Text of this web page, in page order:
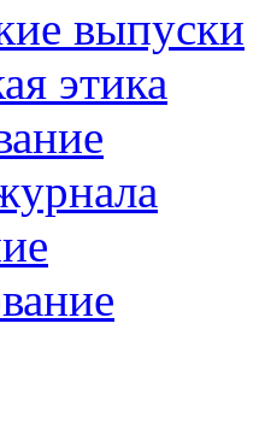
выпуски
этика